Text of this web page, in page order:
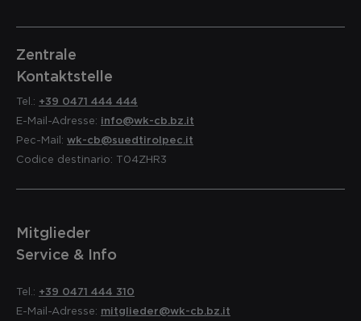
Zentrale
Kontaktstelle
Tel.: +39 0471 444 444
E-Mail-Adresse: info@wk-cb.bz.it
Pec-Mail: wk-cb@suedtirolpec.it
Codice destinario: T04ZHR3
Mitglieder
Service & Info
Tel.: +39 0471 444 310
E-Mail-Adresse: mitglieder@wk-cb.bz.it